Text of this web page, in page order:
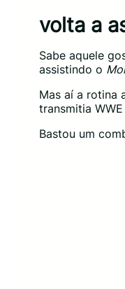
volta a
Sabe aquele
assistindo o
Mas aí a rotina
transmitia
Bastou um